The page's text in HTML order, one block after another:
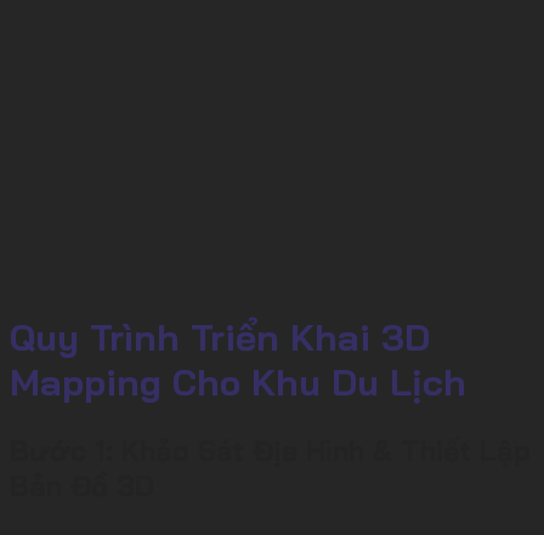
Quy Trình Triển Khai 3D
Mapping Cho Khu Du Lịch